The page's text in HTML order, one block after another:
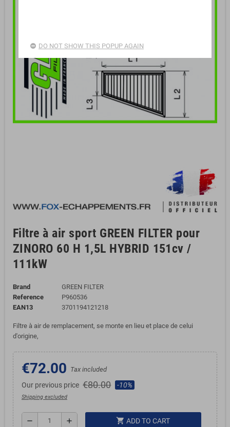
Filtre à air sport GREEN FILTER pour
ZINORO 60 H 1,5L HYBRID 151cv /
111kW
Brand
GREEN FILTER
Reference
P960536
EAN13
3701194121218
Filtre à air de remplacement, se monte en lieu et place de celui
d'origine,
€72.00 Tax included
Our previous price €80.00 -10%
Shipping excluded
remove add shopping_cart ADD TO CART
DO NOT SHOW THIS POPUP AGAIN